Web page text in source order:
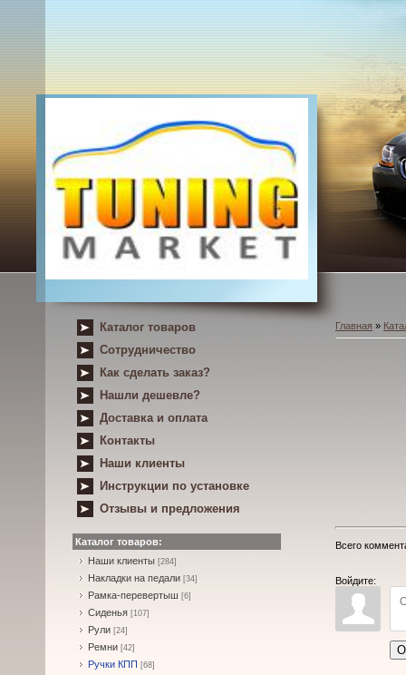
Каталог товаров
Сотрудничество
Как сделать заказ?
Нашли дешевле?
Доставка и оплата
Контакты
Наши клиенты
Инструкции по установке
Отзывы и предложения
Каталог товаров:
Наши клиенты [284]
Накладки на педали [34]
Рамка-перевертыш [6]
Сиденья [107]
Рули [24]
Ремни [42]
Ручки КПП [68]
Главная »
Всего
Войдите: